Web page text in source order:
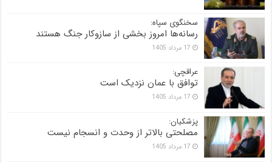
سخنگوی سپاه:
رسانه‌ها امروز بخشی از سازوکار جنگ هستند
17 مرداد 1405
عراقچی:
توافق با عمان نزدیک است
17 مرداد 1405
پزشکیان:
مصلحتی بالاتر از وحدت و انسجام نیست
17 مرداد 1405